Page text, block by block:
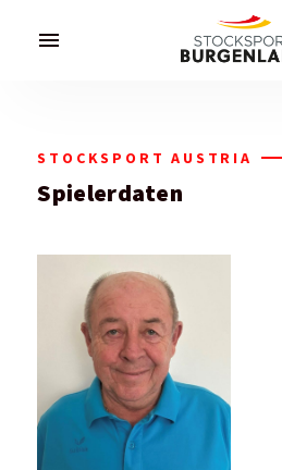
menu
STOCKSPORT AUSTRIA
Spielerdaten